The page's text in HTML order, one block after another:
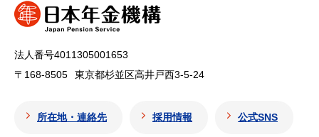
法人番号4011305001653
〒168-8505
東京都杉並区高井戸西3-5-24
所在地・連絡先 採用情報 公式SNS